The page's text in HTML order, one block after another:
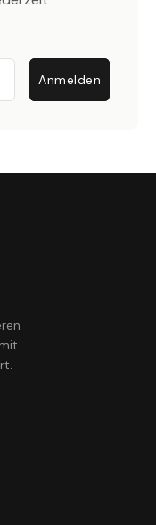
Anmelden